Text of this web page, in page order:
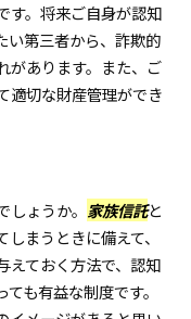
す。将来ご自身が認知
い第三者から、詐欺的
があります。また、ご
適切な財産管理ができ
ょうか。 家族信託と
まうときに備えて、
えておく方法で、認知
も有益な制度です。